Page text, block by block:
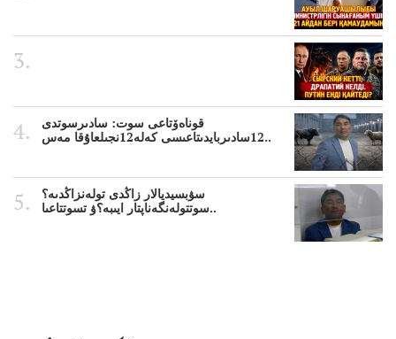
قوناەۆتاعى سوت: سادىرسوتدى
12سادىربايدىتاعىسى كەلە12نجىلعاۇقا مەس..
سۋبسيديالار زاڭدى تولەنزاڭدىە؟
سوتتولەنگەناپتار ايىبە؟ۋ تسوتتاعىا..